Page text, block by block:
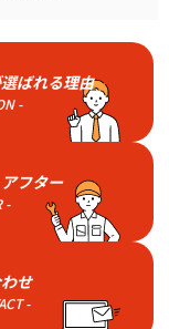
ばれる理由
-
フター
-
せ
-